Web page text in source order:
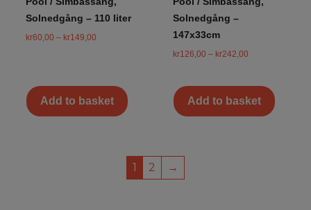
Solnedgång – 110 liter
kr60,00 – kr149,00
Add to basket
Solnedgång –
147x33cm
kr126,00 – kr242,00
Add to basket
1 2 →